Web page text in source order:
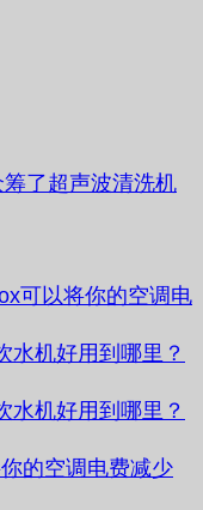
了超声波清洗机
可以将你的空调电
水机好用到哪里？
水机好用到哪里？
的空调电费减少